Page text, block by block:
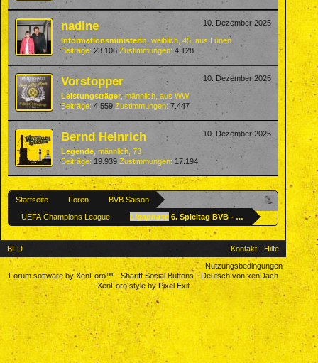
10. Dezember 2025
nadine
Informationsministerin , weiblich, 45, aus Lünen
Beiträge: 23.106 Zustimmungen: 4.128
10. Dezember 2025
Vorstopper
Leistungsträger, männlich, aus WW
Beiträge: 4.559 Zustimmungen: 7.447
10. Dezember 2025
Bernd Heinrich
Legende , männlich, 73
Beiträge: 19.939 Zustimmungen: 17.194
Startseite Foren
BVB Saison
UEFA Champions League
Ligaphase 6. Spieltag BVB - FK Bodö/Glimt
BFD Kontakt
Hilfe
Nutzungsbedingungen
Forum software by XenForo™- Shariff Social Buttons-Deutsch von xenDach
XenForo style by Pixel Exit